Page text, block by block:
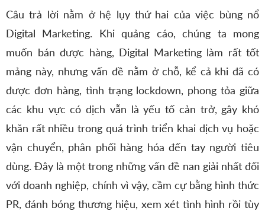
Câu trả lời nằm ở hệ lụy thứ hai của việc bùng nổ
Digital Marketing. Khi quảng cáo, chúng ta mong
muốn bán được hàng, Digital Marketing làm rất tốt
mảng này, nhưng vấn đề nằm ở chỗ, kể cả khi đã có
được đơn hàng, tình trạng lockdown, phong tỏa giữa
các khu vực có dịch vẫn là yếu tố cản trở, gây khó
khăn rất nhiều trong quá trình triển khai dịch vụ hoặc
vận chuyển, phân phối hàng hóa đến tay người tiêu
dùng. Đây là một trong những vấn đề nan giải nhất đối
với doanh nghiệp, chính vì vậy, cầm cự bằng hình thức
PR, đánh bóng thương hiệu, xem xét tình hình rồi tùy